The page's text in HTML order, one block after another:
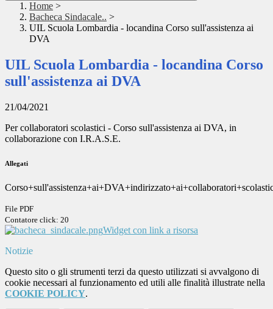
Home >
Bacheca Sindacale.. >
UIL Scuola Lombardia - locandina Corso sull'assistenza ai
DVA
UIL Scuola Lombardia - locandina Corso
sull'assistenza ai DVA
21/04/2021
Per collaboratori scolastici - Corso sull'assistenza ai DVA, in
collaborazione con I.R.A.S.E.
Allegati
File PDF
Contatore click: 20
Widget con link a risorsa
Notizie
Questo sito o gli strumenti terzi da questo utilizzati si avvalgono di
cookie necessari al funzionamento ed utili alle finalità illustrate nella
COOKIE POLICY.